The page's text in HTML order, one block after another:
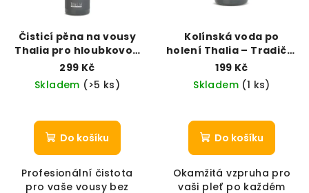
Čisticí pěna na vousy
Thalia pro hloubkovou
hygienu (150 ml)
299 Kč
Skladem (>5 ks)
Do košíku
Profesionální čistota
pro vaše vousy bez
Kolínská voda po
holení Thalia – Tradiční
osvěžení (250 ml)
199 Kč
Skladem (1 ks)
Do košíku
Okamžitá vzpruha pro
vaši pleť po každém